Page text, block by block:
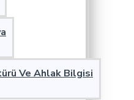
Ve Ahlak Bilgisi